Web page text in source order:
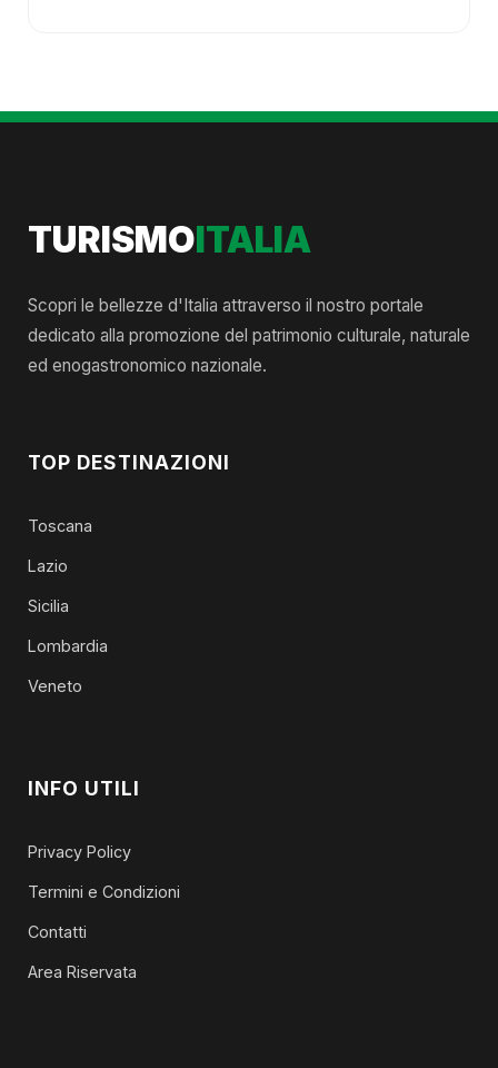
TURISMOITALIA
Scopri le bellezze d'Italia attraverso il nostro portale
dedicato alla promozione del patrimonio culturale, naturale
ed enogastronomico nazionale.
TOP DESTINAZIONI
Toscana
Lazio
Sicilia
Lombardia
Veneto
INFO UTILI
Privacy Policy
Termini e Condizioni
Contatti
Area Riservata